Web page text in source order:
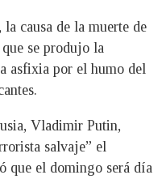
causa de la muerte de
se produjo la
asfixia por el humo del
Vladimir Putin,
salvaje” el
que el domingo será día